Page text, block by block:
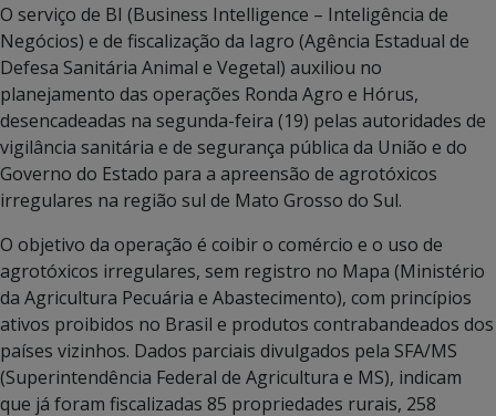
O serviço de BI (Business Intelligence – Inteligência de
Negócios) e de fiscalização da Iagro (Agência Estadual de
Defesa Sanitária Animal e Vegetal) auxiliou no
planejamento das operações Ronda Agro e Hórus,
desencadeadas na segunda-feira (19) pelas autoridades de
vigilância sanitária e de segurança pública da União e do
Governo do Estado para a apreensão de agrotóxicos
irregulares na região sul de Mato Grosso do Sul.
O objetivo da operação é coibir o comércio e o uso de
agrotóxicos irregulares, sem registro no Mapa (Ministério
da Agricultura Pecuária e Abastecimento), com princípios
ativos proibidos no Brasil e produtos contrabandeados dos
países vizinhos. Dados parciais divulgados pela SFA/MS
(Superintendência Federal de Agricultura e MS), indicam
que já foram fiscalizadas 85 propriedades rurais, 258